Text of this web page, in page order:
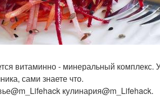
витаминно - минеральный
сами знаете что.
кулинария@m_Lifehack.